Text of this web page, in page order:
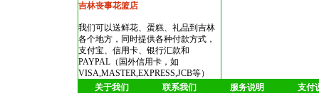
吉林丧事花篮店
我们可以送鲜花、蛋糕、礼品到吉林
各个地方，同时提供各种付款方式，
支付宝、信用卡、银行汇款和
PAYPAL（国外信用卡，如
VISA,MASTER,EXPRESS,JCB等）
关于我们 联系我们 服务说明
支付